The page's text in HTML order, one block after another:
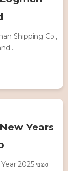
Shipping Co.,
Years
2025 ของ